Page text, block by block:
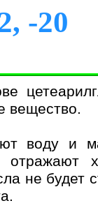
-20
вещество.
воду и
не будет